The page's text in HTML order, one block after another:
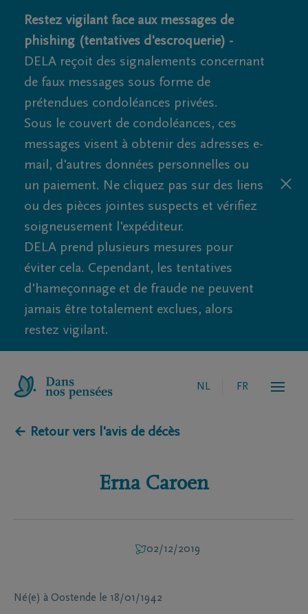
Restez vigilant face aux messages de
phishing (tentatives d'escroquerie) -
DELA reçoit des signalements concernant
de faux messages sous forme de
prétendues condoléances privées.
Sous le couvert de condoléances, ces
messages visent à obtenir des adresses e-
mail, d'autres données personnelles ou
un paiement. Ne cliquez pas sur des liens
ou des pièces jointes suspects et vérifiez
soigneusement l'expéditeur.
DELA prend plusieurs mesures pour
éviter cela. Cependant, les tentatives
d'hameçonnage et de fraude ne peuvent
jamais être totalement exclues, alors
restez vigilant.
NL FR
← Retour vers l'avis de décès
Erna Caroen
02/12/2019
Né(e) à Oostende le 18/01/1942